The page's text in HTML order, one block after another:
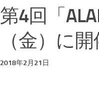
第4回「
（金）に
2018年2月21日